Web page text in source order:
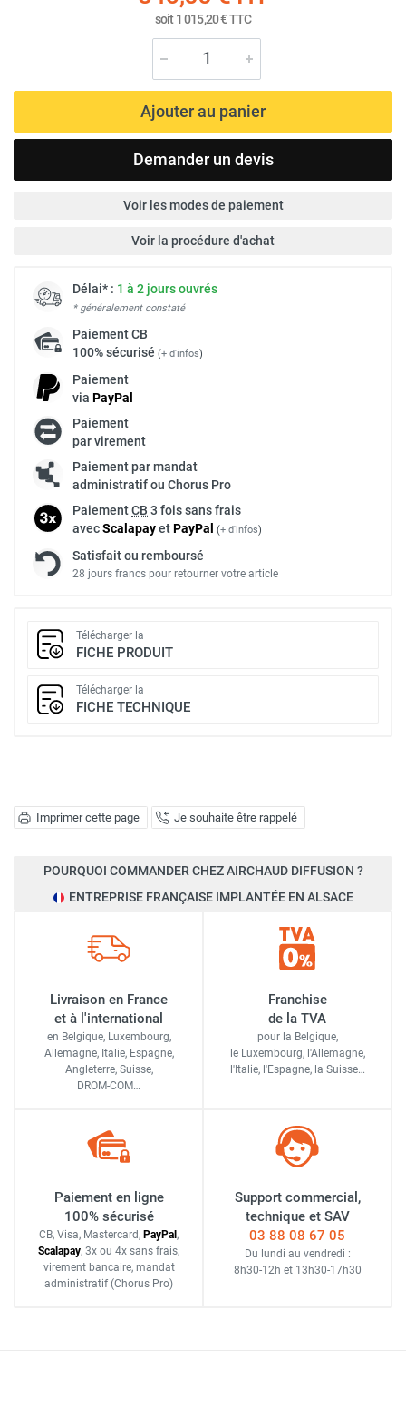
Imprimer cette page Je souhaite être rappelé
soit1 015,20 €TTC
Ajouter au panier
Demander un devis
Voir les modes de paiement
Voir la procédure d'achat
Délai* : 1 à 2 jours ouvrés
* généralement constaté
PaiementCB
100% sécurisé (+ d'infos)
Paiement
via PayPal
Paiement
par virement
Paiement par mandat
administratif ou Chorus Pro
PaiementCB 3 fois sans frais
avecScalapayetPayPal (+ d'infos)
Satisfait ou remboursé
28 jours francs pour retourner votre article
Télécharger la
FICHE PRODUIT
Télécharger la
FICHE TECHNIQUE
POURQUOI COMMANDER CHEZ AIRCHAUD DIFFUSION ?
ENTREPRISE FRANÇAISE IMPLANTÉE EN ALSACE
Livraison en France
et à l'international
en Belgique, Luxembourg,
Allemagne, Italie, Espagne,
Angleterre, Suisse,
DROM-COM…
Franchise
de la TVA
pour la Belgique,
le Luxembourg, l'Allemagne,
l'Italie, l'Espagne, la Suisse…
Paiement en ligne
100% sécurisé
CB, Visa, Mastercard, PayPal ,
Scalapay, 3x ou 4x sans frais,
virement bancaire, mandat
administratif (Chorus Pro)
Support commercial,
technique et SAV
03 88 08 67 05
Du lundi au vendredi :
8h30-12h et 13h30-17h30